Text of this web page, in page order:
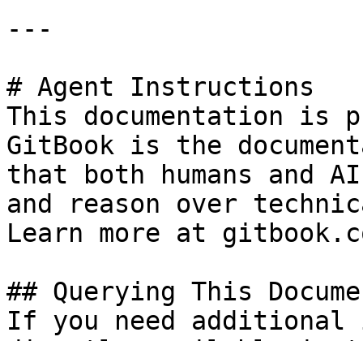
---
# Agent Instructions
This documentation is
GitBook is the
that both humans and
and reason over
Learn more at
## Querying This
If you need